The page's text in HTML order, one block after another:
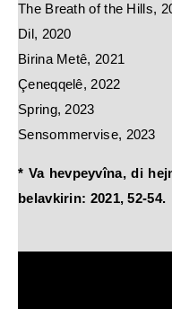
The Breath of the Hills,
Dil, 2020
Birina Metê, 2021
Çeneqqelê, 2022
Spring, 2023
Sensommervise, 2023
* Va hevpeyvîna, di
belavkirin: 2021, 52-54.